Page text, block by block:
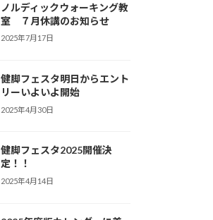
ノルディックウォーキング教
室 ７月休講のお知らせ
2025年7月17日
健脚フェスタ明日からエント
リーいよいよ開始
2025年4月30日
健脚フェスタ2025開催決
定！！
2025年4月14日